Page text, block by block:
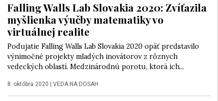
Falling Walls Lab Slovakia 2020: Zvíťazila
myšlienka výučby matematiky vo
virtuálnej realite
Podujatie Falling Walls Lab Slovakia 2020 opäť predstavilo
výnimočné projekty mladých inovátorov z rôznych
vedeckých oblastí. Medzinárodnú porotu, ktorá ich...
8. októbra 2020 VEDA NA DOSAH